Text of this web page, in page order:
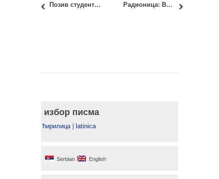
Позив студентима ОАС и МАС за чланство у Програмском одбору ЦИД-а Радионица: Beograd Unbuilt – Project for Public Landscape (Неизграђени Београд – Пројекат за јавни пејзаж)
избор писма
ћирилица latinica
Serbian English